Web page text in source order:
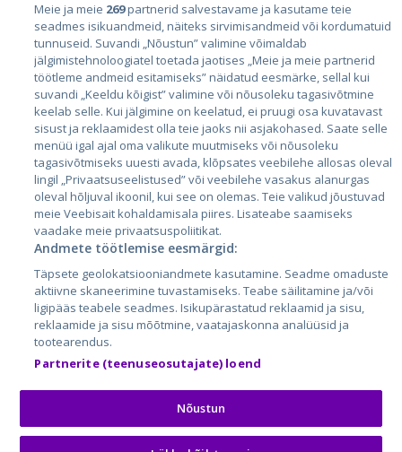
Страны
Эстония
Латвия
Литва
City24.lv
City24.ee
GetaPro.lv
GetaPro.ee
Autoplius.lt
Aruodas.lt
CVbankas.lt
Kainos.lt
Paslaugos.lt
auto24.ee
Osta.ee
KuldneBörs.ee
Meie ja meie 269partnerid salvestavame ja kasutame teie
seadmes isikuandmeid, näiteks sirvimisandmeid või kordumatuid
tunnuseid. Suvandi „Nõustun” valimine võimaldab
jälgimistehnoloogiatel toetada jaotises „Meie ja meie partnerid
töötleme andmeid esitamiseks” näidatud eesmärke, sellal kui
suvandi „Keeldu kõigist” valimine või nõusoleku tagasivõtmine
keelab selle. Kui jälgimine on keelatud, ei pruugi osa kuvatavast
sisust ja reklaamidest olla teie jaoks nii asjakohased. Saate selle
menüü igal ajal oma valikute muutmiseks või nõusoleku
tagasivõtmiseks uuesti avada, klõpsates veebilehe allosas oleval
lingil „Privaatsuseelistused” või veebilehe vasakus alanurgas
oleval hõljuval ikoonil, kui see on olemas. Teie valikud jõustuvad
meie Veebisait kohaldamisala piires. Lisateabe saamiseks
vaadake meie privaatsuspoliitikat.
Andmete töötlemise eesmärgid:
Täpsete geolokatsiooniandmete kasutamine. Seadme omaduste
aktiivne skaneerimine tuvastamiseks. Teabe säilitamine ja/või
ligipääs teabele seadmes. Isikupärastatud reklaamid ja sisu,
reklaamide ja sisu mõõtmine, vaatajaskonna analüüsid ja
tootearendus.
Partnerite (teenuseosutajate) loend
Nõustun